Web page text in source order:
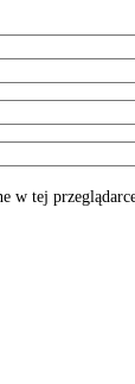
w tej